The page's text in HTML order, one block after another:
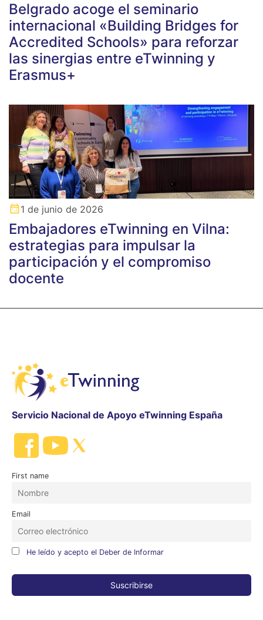
Belgrado acoge el seminario
internacional «Building Bridges for
Accredited Schools» para reforzar
las sinergias entre eTwinning y
Erasmus+
1 de junio de 2026
Embajadores eTwinning en Vilna:
estrategias para impulsar la
participación y el compromiso
docente
Servicio Nacional de Apoyo eTwinning España
First name
Email
He leído y acepto el Deber de Informar